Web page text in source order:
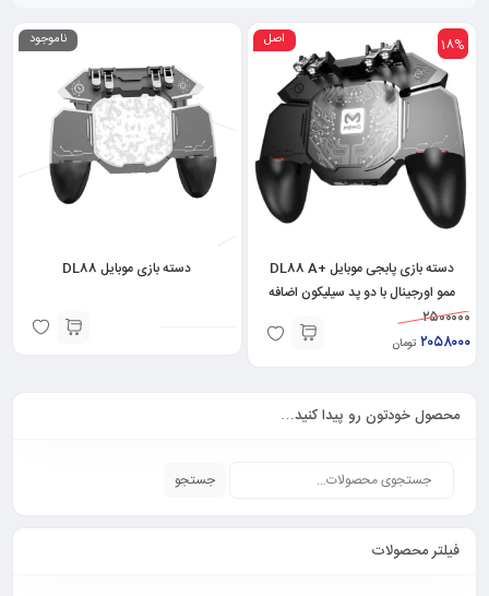
اصل 18%
دسته بازی پابجی موبایل +DL88 A
ممو اورجینال با دو پد سیلیکون اضافه
۲۵۰۰۰۰۰
۲۰۵۸۰۰۰ تومان
ناموجود
دسته بازی موبایل DL88
محصول خودتون رو پیدا کنید…
جستجو
فیلتر محصولات